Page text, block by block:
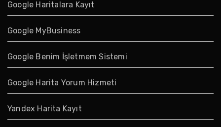
Google Haritalara Kayıt
Google MyBusiness
Google Benim İşletmem Sistemi
Google Harita Yorum Hizmeti
Yandex Harita Kayıt